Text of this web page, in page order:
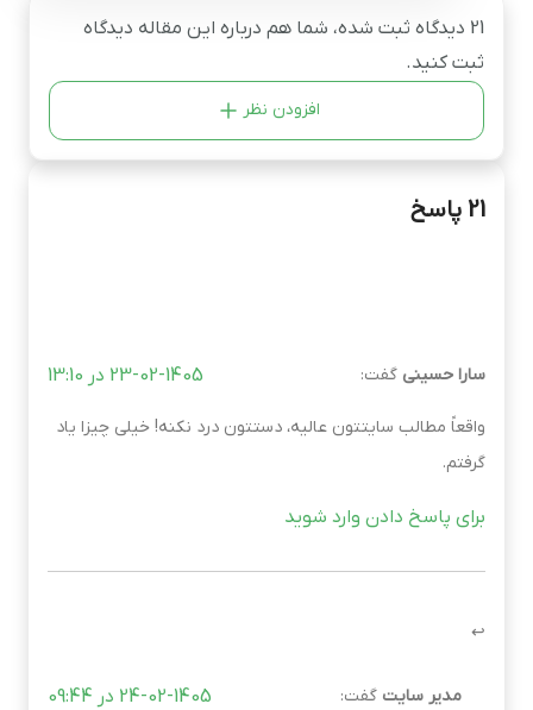
سارا حسینی گفت: 23-02-1405 در 13:10
واقعاً مطالب سایتتون عالیه، دستتون درد نکنه! خیلی چیزا یاد
گرفتم.
برای پاسخ دادن وارد شوید
مدیر سایت گفت: 24-02-1405 در 09:44
21 دیدگاه ثبت شده، شما هم درباره این مقاله دیدگاه
ثبت کنید.
افزودن نظر